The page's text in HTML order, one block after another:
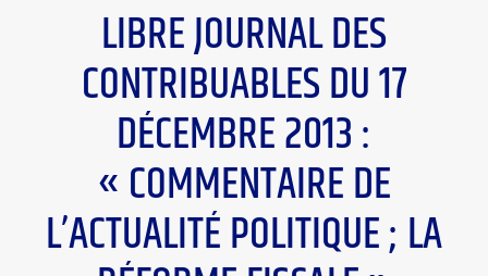
LIBRE JOURNAL DES
CONTRIBUABLES DU 17
DÉCEMBRE 2013 :
« COMMENTAIRE DE
L’ACTUALITÉ POLITIQUE ; LA